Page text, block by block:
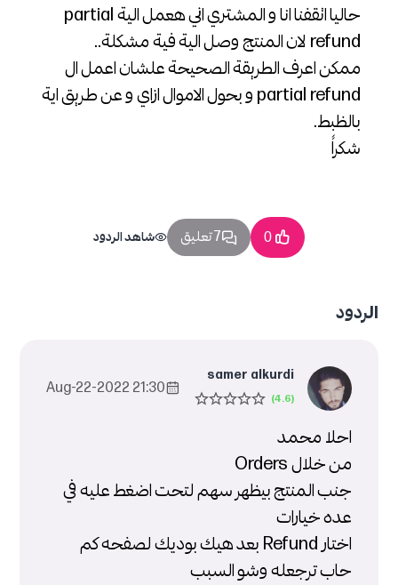
حاليا اتقفنا انا و المشتري اني هعمل الية partial
refund لان المنتج وصل الية فية مشكلة..
ممكن اعرف الطريقة الصحيحة علشان اعمل ال
partial refund و بحول الاموال ازاي و عن طريق اية
بالظبط.
شكراً
0 7 تعليق شاهد الردود
الردود
samer alkurdi
21:30 2022-Aug-22
احلا محمد
من خلال Orders
جنب المنتج بيظهر سهم لتحت اضغط عليه في
عده خيارات
اختار Refund بعد هيك بوديك لصفحه كم
حاب ترجعله وشو السبب